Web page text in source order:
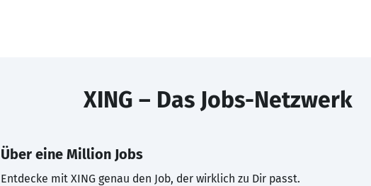
XING – Das Jobs-Netzwerk
Über eine Million Jobs
Entdecke mit XING genau den Job, der wirklich zu Dir passt.